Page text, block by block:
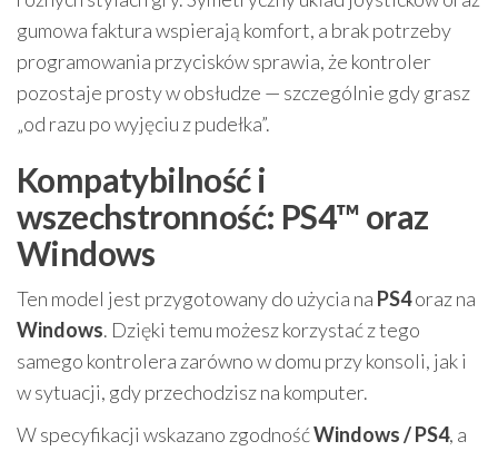
gumowa faktura wspierają komfort, a brak potrzeby
programowania przycisków sprawia, że kontroler
pozostaje prosty w obsłudze — szczególnie gdy grasz
„od razu po wyjęciu z pudełka”.
Kompatybilność i
wszechstronność: PS4™ oraz
Windows
Ten model jest przygotowany do użycia na PS4oraz na
Windows. Dzięki temu możesz korzystać z tego
samego kontrolera zarówno w domu przy konsoli, jak i
w sytuacji, gdy przechodzisz na komputer.
W specyfikacji wskazano zgodnośćWindows / PS4, a